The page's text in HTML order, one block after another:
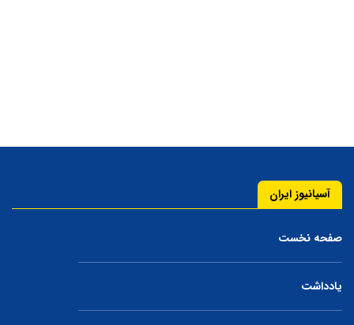
آسیانیوز ایران
صفحه نخست
یادداشت